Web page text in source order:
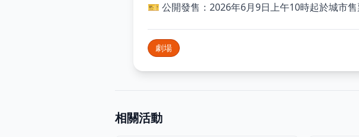
🎫 公開發售：2026年6月9日上午10時起於城市售
劇場
相關活動